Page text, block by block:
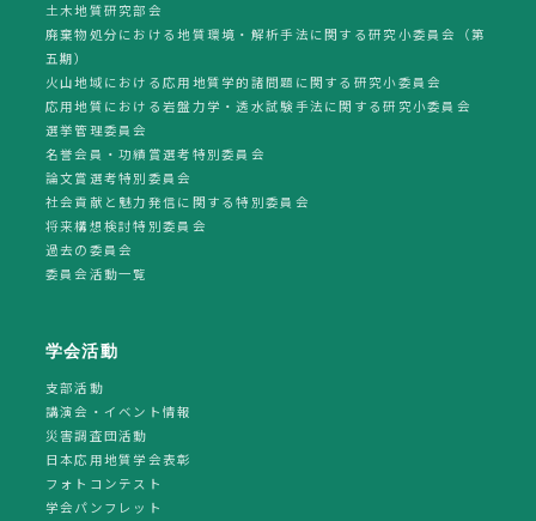
土木地質研究部会
廃棄物処分における地質環境・解析手法に関する研究小委員会（第
五期）
火山地域における応用地質学的諸問題に関する研究小委員会
応用地質における岩盤力学・透水試験手法に関する研究小委員会
選挙管理委員会
名誉会員・功績賞選考特別委員会
論文賞選考特別委員会
社会貢献と魅力発信に関する特別委員会
将来構想検討特別委員会
過去の委員会
委員会活動一覧
学会活動
支部活動
講演会・イベント情報
災害調査団活動
日本応用地質学会表彰
フォトコンテスト
学会パンフレット